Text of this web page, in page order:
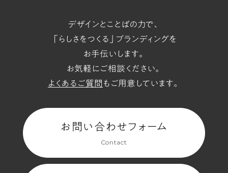
デザインとことばの力で、
「らしさをつくる」ブランディングを
お手伝いします。
お気軽にご相談ください。
よくあるご質問 もご用意しています。
お問い合わせフォーム
Contact